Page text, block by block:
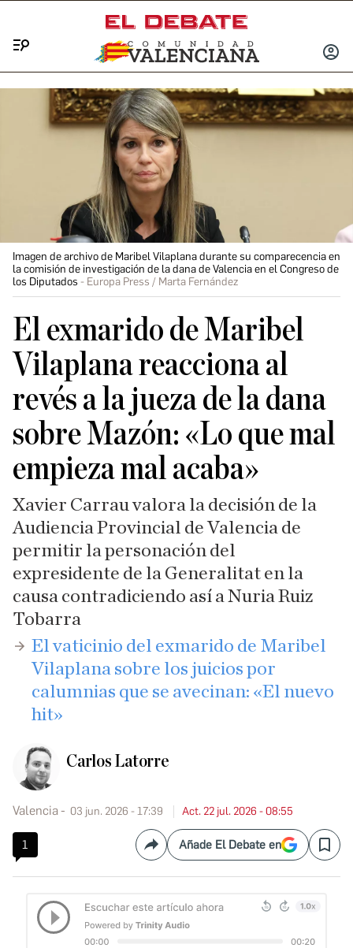
INICIAR
Imagen de archivo de Maribel Vilaplana durante su comparecencia en
la comisión de investigación de la dana de Valencia en el Congreso de
los Diputados
Europa Press / Marta Fernández
El exmarido de Maribel
Vilaplana reacciona al
revés a la jueza de la dana
sobre Mazón: «Lo que mal
empieza mal acaba»
Xavier Carrau valora la decisión de la
Audiencia Provincial de Valencia de
permitir la personación del
expresidente de la Generalitat en la
causa contradiciendo así a Nuria Ruiz
Tobarra
El vaticinio del exmarido de Maribel
Vilaplana sobre los juicios por
calumnias que se avecinan: «El nuevo
hit»
Carlos Latorre
Valencia 03 jun. 2026 - 17:39 Act. 22 jul. 2026 - 08:55
1 CompartirAñade El Debate en Save